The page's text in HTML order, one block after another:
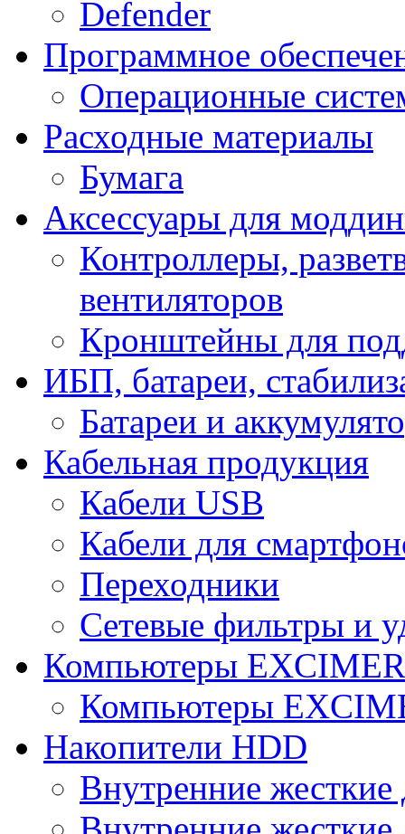
Defender
Программное
Операционные
Расходные материалы
Бумага
Аксессуары для
Контроллеры,
вентиляторов
Кронштейны для
ИБП, батареи,
Батареи и
Кабельная продукция
Кабели USB
Кабели для
Переходники
Сетевые фильтры и
Компьютеры
Компьютеры
Накопители HDD
Внутренние